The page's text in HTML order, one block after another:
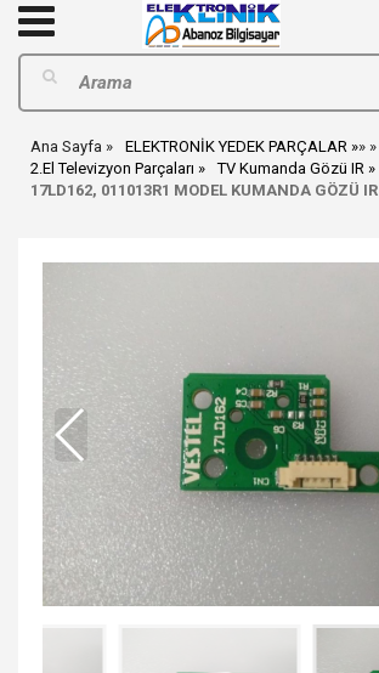
Ana Sayfa ELEKTRONİK YEDEK PARÇALAR
»
2.El Televizyon Parçaları
»
TV Kumanda Gözü IR
17LD162, 011013R1 MODEL KUMANDA GÖZÜ IR